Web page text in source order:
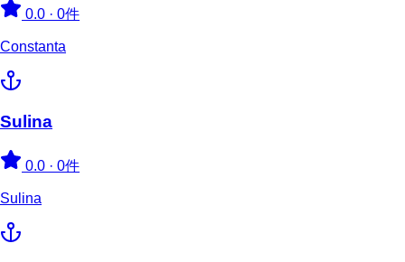
0.0 · 0件
Constanta
Sulina
0.0 · 0件
Sulina